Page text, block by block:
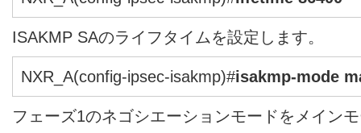
ISAKMP SAのライフタイムを設定します。
NXR_A(config-ipsec-isakmp)#isakmp-mode
フェーズ1のネゴシエーションモードをメイン